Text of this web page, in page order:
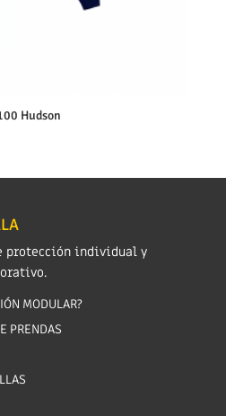
Hudson
protección individual y
MODULAR?
PRENDAS